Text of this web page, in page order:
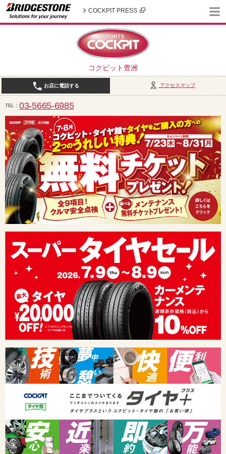
コクピット豊洲
COCKPIT PRESS
アクセスマップ
お店に電話する
TEL 03-5665-6985
10:30～19:00（作業受付18:00まで） / 定休日：2026年8月は、5日(水)、12日(水)、19日(水)、24